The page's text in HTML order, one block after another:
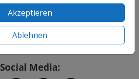
Akzeptieren
Ablehnen
Social Media: